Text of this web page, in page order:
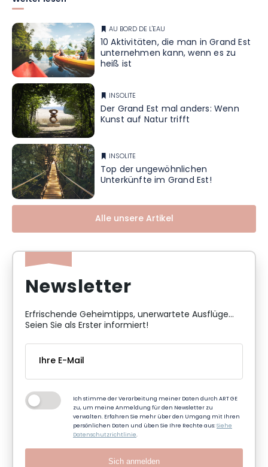
AU BORD DE L'EAU
10 Aktivitäten, die man in Grand Est
unternehmen kann, wenn es zu
heiß ist
INSOLITE
Der Grand Est mal anders: Wenn
Kunst auf Natur trifft
INSOLITE
Top der ungewöhnlichen
Unterkünfte im Grand Est!
Alle unsere Artikel
Newsletter
Erfrischende Geheimtipps, unerwartete Ausflüge...
Seien Sie als Erster informiert!
Ich stimme der Verarbeitung meiner Daten durch ART GE
zu, um meine Anmeldung für den Newsletter zu
verwalten. Erfahren Sie mehr über den Umgang mit Ihren
persönlichen Daten und üben Sie Ihre Rechte aus:Siehe
Datenschutzrichtlinie.
Sich anmelden